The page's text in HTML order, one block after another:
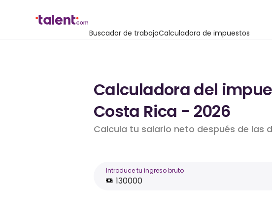
Buscador de trabajoCalculadora de impuestos
Calculadora del
Costa Rica - 2026
Calcula tu salario neto después de las
Introduce tu ingreso bruto